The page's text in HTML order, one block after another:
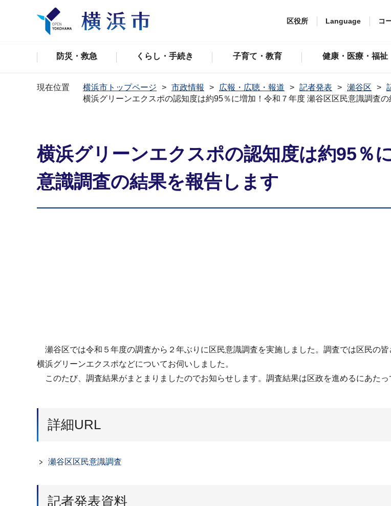
区役所 Language コ
防災・救急 くらし・手続き 子育て・教育 健康・医療・福祉
現在位置 横浜市トップページ 市政情報 広報・広聴・報道 記者発表 瀬谷区
横浜グリーンエクスポの認知度は約95％に増加！令和７年度 瀬谷区区民意識調査
横浜グリーンエクスポの認知度は約95％
意識調査の結果を報告します
瀬谷区では令和５年度の調査から２年ぶりに区民意識調査を実施しました。調査では区民の
横浜グリーンエクスポなどについてお伺いしました。
このたび、調査結果がまとまりましたのでお知らせします。調査結果は区政を進めるにあたっ
詳細URL
瀬谷区区民意識調査
記者発表資料